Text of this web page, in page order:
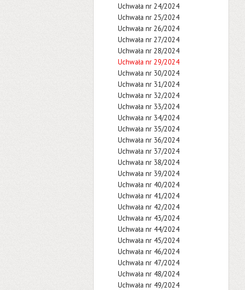
Uchwała nr 24/2024
Uchwała nr 25/2024
Uchwała nr 26/2024
Uchwała nr 27/2024
Uchwała nr 28/2024
Uchwała nr 29/2024
Uchwała nr 30/2024
Uchwała nr 31/2024
Uchwała nr 32/2024
Uchwała nr 33/2024
Uchwała nr 34/2024
Uchwała nr 35/2024
Uchwała nr 36/2024
Uchwała nr 37/2024
Uchwała nr 38/2024
Uchwała nr 39/2024
Uchwała nr 40/2024
Uchwała nr 41/2024
Uchwała nr 42/2024
Uchwała nr 43/2024
Uchwała nr 44/2024
Uchwała nr 45/2024
Uchwała nr 46/2024
Uchwała nr 47/2024
Uchwała nr 48/2024
Uchwała nr 49/2024